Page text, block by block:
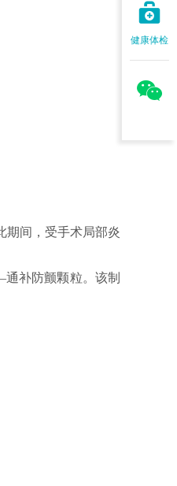
期间，受手术局部炎
补防颤颗粒。该制

健康体检
